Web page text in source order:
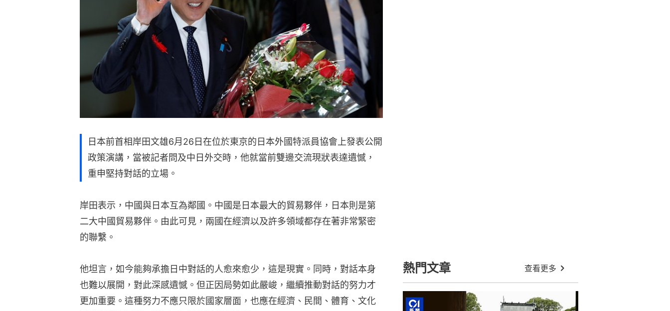
日本前首相岸田文雄6月26日在位於東京的日本外國特派員協會上發表公開
政策演講，當被記者問及中日外交時，他就當前雙邊交流現狀表達遺憾，
重申堅持對話的立場。
岸田表示，中國與日本互為鄰國。中國是日本最大的貿易夥伴，日本則是第
二大中國貿易夥伴。由此可見，兩國在經濟以及許多領域都存在著非常緊密
的聯繫。
他坦言，如今能夠承擔日中對話的人愈來愈少，這是現實。同時，對話本身
也難以展開，對此深感遺憾。但正因局勢如此嚴峻，繼續推動對話的努力才
更加重要。這種努力不應只限於國家層面，也應在經濟、民間、體育、文化
熱門文章 查看更多